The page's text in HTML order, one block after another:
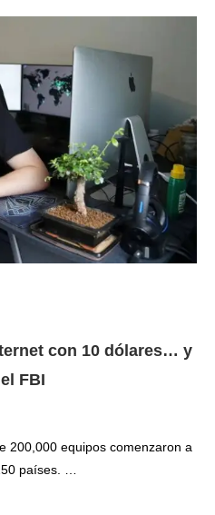
con 10 dólares… y
FBI
200,000 equipos comenzaron a
países. …